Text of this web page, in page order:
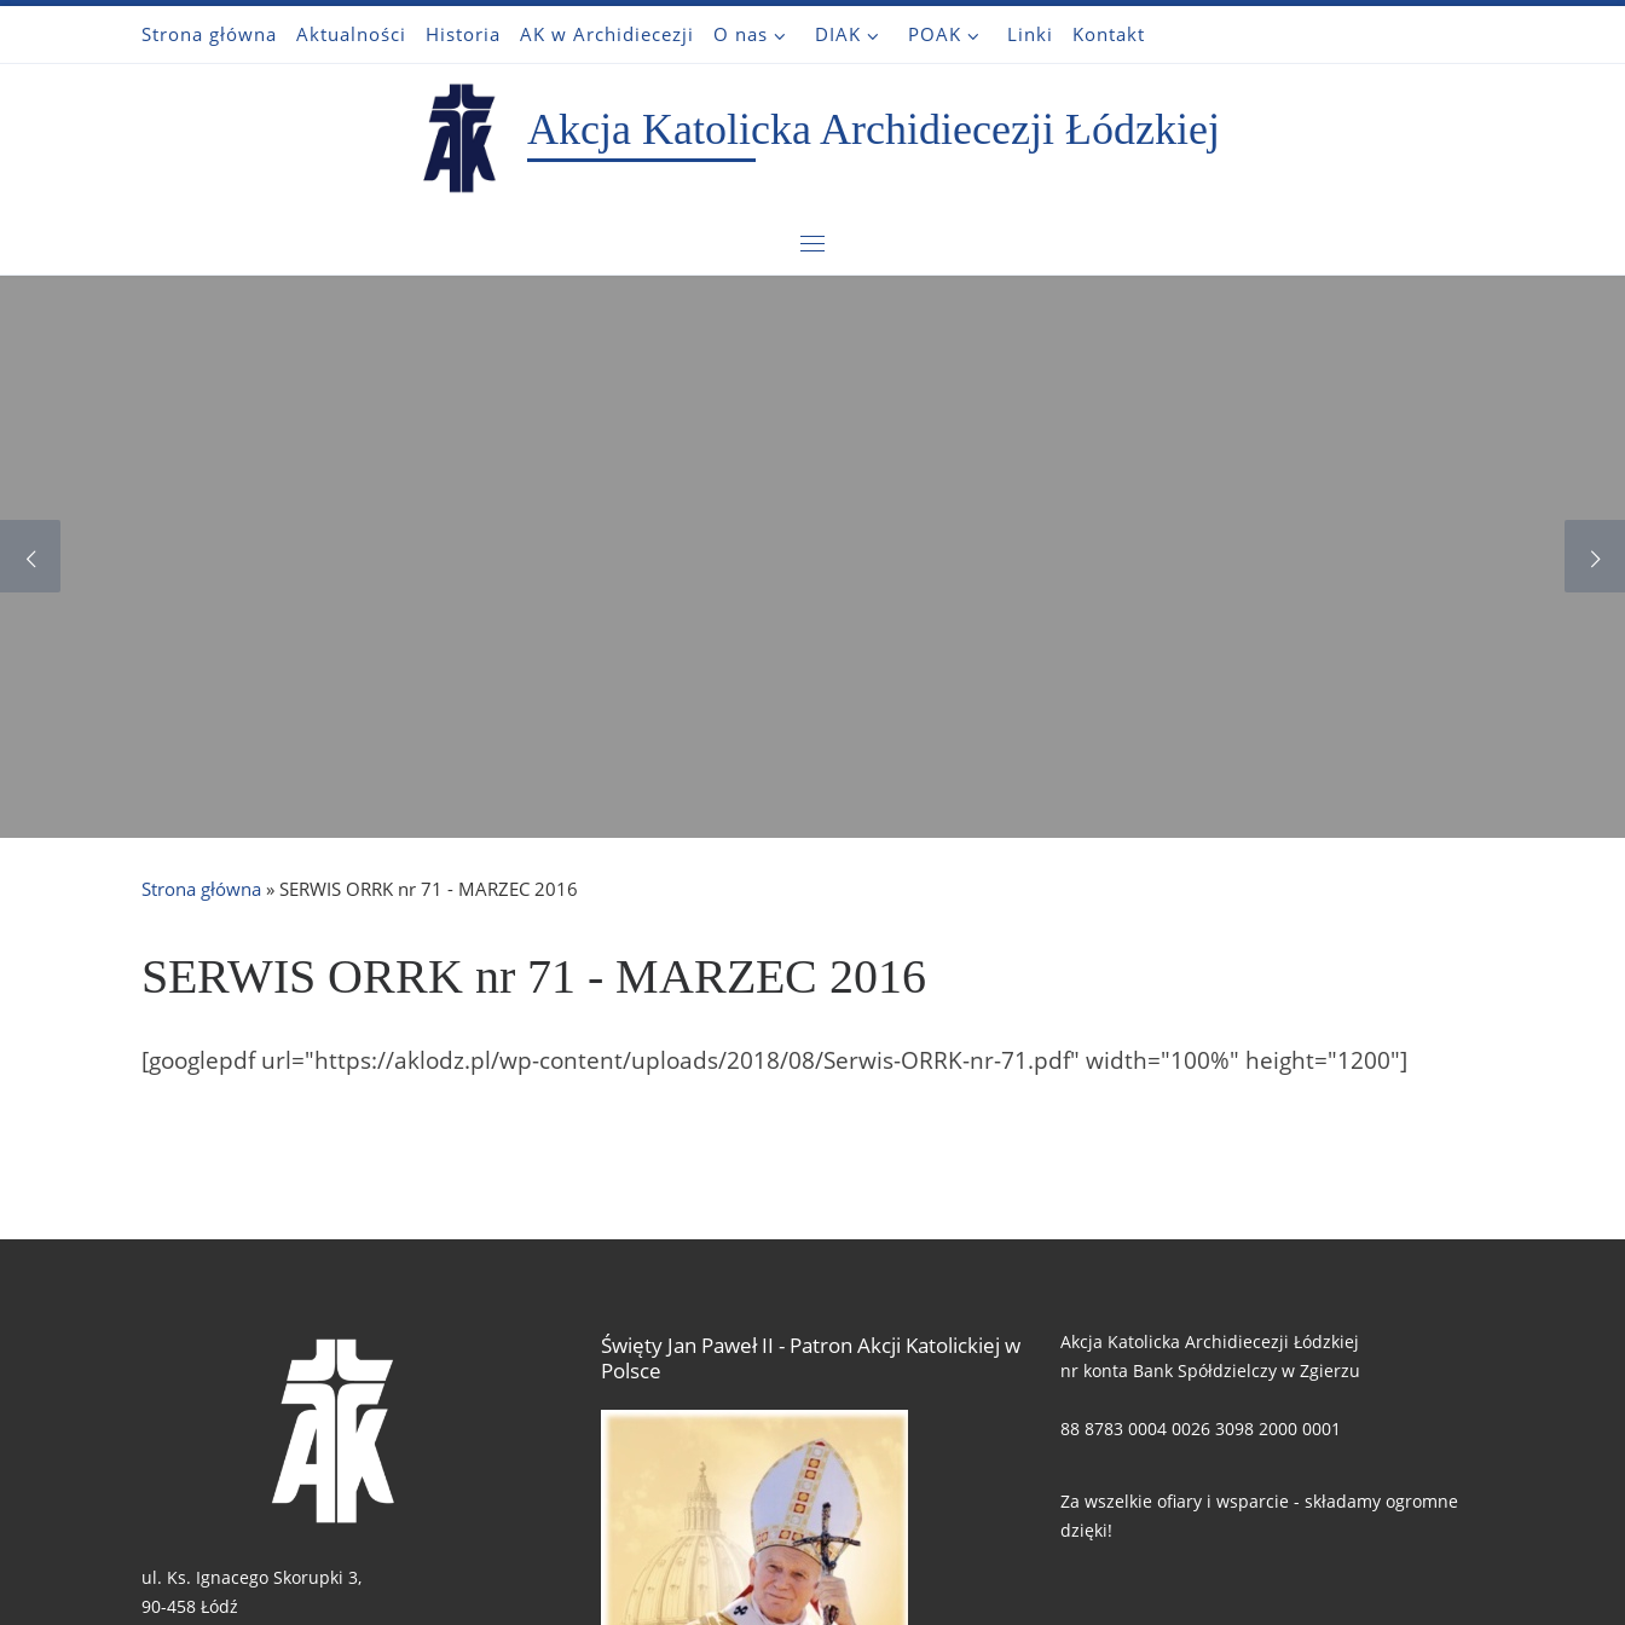
Przejdź do treściStrona główna Aktualności Historia AK w Archidiecezji O nas DIAK POAK Linki Kontakt
Akcja Katolicka Archidiecezji Łódzkiej
Strona główna » SERWIS ORRK nr 71 - MARZEC 2016
SERWIS ORRK nr 71 - MARZEC 2016
[googlepdf url="https://aklodz.pl/wp-content/uploads/2018/08/Serwis-ORRK-nr-71.pdf" width="100%" height="1200"]
ul. Ks. Ignacego Skorupki 3,
90-458 Łódź
Święty Jan Paweł II - Patron Akcji Katolickiej w
Polsce
Akcja Katolicka Archidiecezji Łódzkiej
nr konta Bank Spółdzielczy w Zgierzu
88 8783 0004 0026 3098 2000 0001
Za wszelkie ofiary i wsparcie - składamy ogromne
dzięki!